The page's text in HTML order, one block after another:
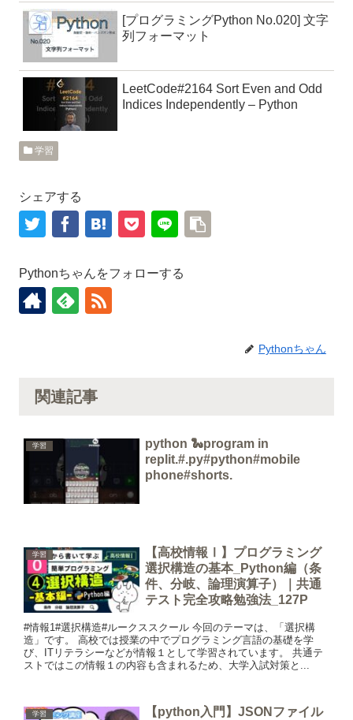
[プログラミングPython No.020] 文字
列フォーマット
LeetCode#2164 Sort Even and Odd
Indices Independently – Python
学習
シェアする
Pythonちゃんをフォローする
Pythonちゃん
関連記事
学習
python 🐍program in
replit.#.py#python#mobile
phone#shorts.
学習
【高校情報Ⅰ】プログラミング
選択構造の基本_Python編（条
件、分岐、論理演算子）｜共通
テスト完全攻略勉強法_127P
#情報1#選択構造#ルークススクール 今回のテーマは、「選択構
造」です。 高校では授業の中でプログラミング言語の基礎を学
び、ITリテラシーなどが情報１として学習されています。 共通テ
ストではこの情報１の内容も含まれるため、大学入試対策と...
学習
【python入門】JSONファイル